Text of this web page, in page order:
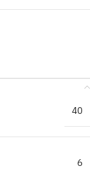
40
6